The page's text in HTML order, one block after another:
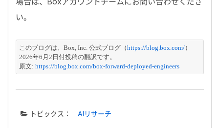
い。
このブログは、Box, Inc. 公式ブログ（https://blog.box.com/）
2026年6月2日付投稿の翻訳です。
原文: https://blog.box.com/box-forward-deployed-engineers
トピックス： AIリサーチ